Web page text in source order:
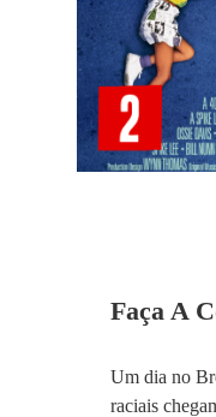
Faça A
Um dia no
raciais